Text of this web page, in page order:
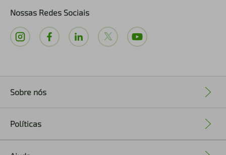
Nossas Redes Sociais
Sobre nós
Políticas